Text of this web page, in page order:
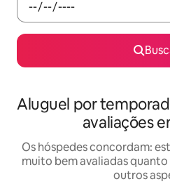
Aluguel por
avaliações
Os hóspedes concordam:
muito bem avaliadas
outros